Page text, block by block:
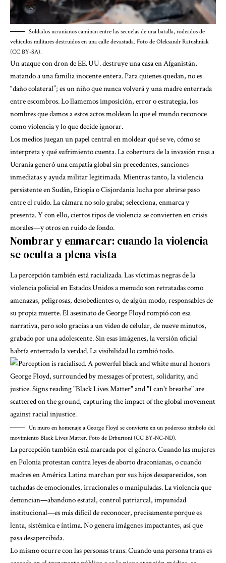
Soldados ucranianos caminan entre las secuelas de una batalla, rodeados de
vehículos militares destruidos en una calle devastada. Foto de Oleksandr Ratushniak
(CC BY-SA).
Un ataque con dron de EE. UU. destruye una casa en Afganistán,
matando a una familia inocente entera. Para quienes quedan, no es
“daño colateral”; es un niño que nunca volverá y una madre enterrada
entre escombros. Lo llamemos imposición, error o estrategia, los
nombres que damos a estos actos moldean lo que el mundo reconoce
como violencia y lo que decide ignorar.
Los medios juegan un papel central en moldear qué se ve, cómo se
interpreta y qué sufrimiento cuenta. La cobertura de la invasión rusa a
Ucrania generó una empatía global sin precedentes, sanciones
inmediatas y ayuda militar legitimada. Mientras tanto, la violencia
persistente en Sudán, Etiopía o Cisjordania lucha por abrirse paso
entre el ruido. La cámara no solo graba; selecciona, enmarca y
presenta. Y con ello, ciertos tipos de violencia se convierten en crisis
morales—y otros en ruido de fondo.
Nombrar y enmarcar: cuando la violencia
se oculta a plena vista
La percepción también está racializada. Las víctimas negras de la
violencia policial en Estados Unidos a menudo son retratadas como
amenazas, peligrosas, desobedientes o, de algún modo, responsables de
su propia muerte. El asesinato de George Floyd rompió con esa
narrativa, pero solo gracias a un video de celular, de nueve minutos,
grabado por una adolescente. Sin esas imágenes, la versión oficial
habría enterrado la verdad. La visibilidad lo cambió todo.
Un muro en homenaje a George Floyd se convierte en un poderoso símbolo del
movimiento Black Lives Matter. Foto de Drburtoni (CC BY-NC-ND).
La percepción también está marcada por el género. Cuando las mujeres
en Polonia protestan contra leyes de aborto draconianas, o cuando
madres en América Latina marchan por sus hijos desaparecidos, son
tachadas de emocionales, irracionales o manipuladas. La violencia que
denuncian—abandono estatal, control patriarcal, impunidad
institucional—es más difícil de reconocer, precisamente porque es
lenta, sistémica e íntima. No genera imágenes impactantes, así que
pasa desapercibida.
Lo mismo ocurre con las personas trans. Cuando una persona trans es